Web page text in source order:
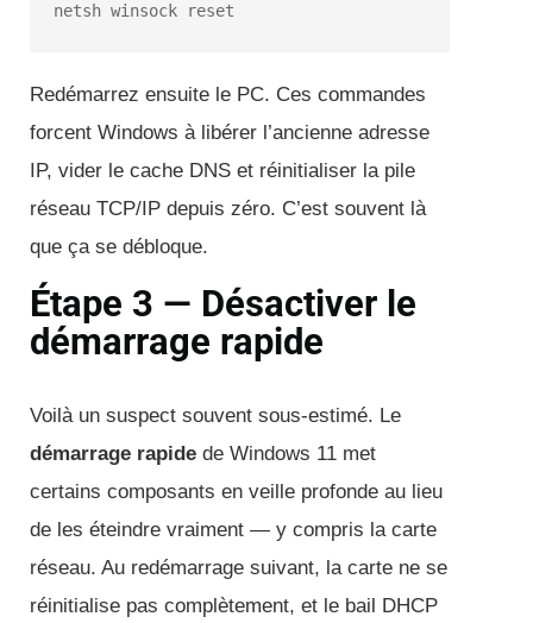
netsh winsock reset
Redémarrez ensuite le PC. Ces commandes
forcent Windows à libérer l’ancienne adresse
IP, vider le cache DNS et réinitialiser la pile
réseau TCP/IP depuis zéro. C’est souvent là
que ça se débloque.
Étape 3 — Désactiver le
démarrage rapide
Voilà un suspect souvent sous-estimé. Le
démarrage rapide de Windows 11 met
certains composants en veille profonde au lieu
de les éteindre vraiment — y compris la carte
réseau. Au redémarrage suivant, la carte ne se
réinitialise pas complètement, et le bail DHCP